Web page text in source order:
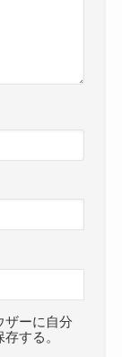
ザーに自分
する。